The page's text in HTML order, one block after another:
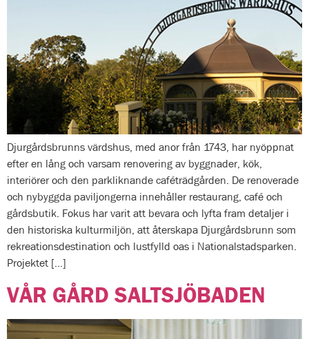
Djurgårdsbrunns värdshus, med anor från 1743, har nyöppnat
efter en lång och varsam renovering av byggnader, kök,
interiörer och den parkliknande caféträdgården. De renoverade
och nybyggda paviljongerna innehåller restaurang, café och
gårdsbutik. Fokus har varit att bevara och lyfta fram detaljer i
den historiska kulturmiljön, att återskapa Djurgårdsbrunn som
rekreationsdestination och lustfylld oas i Nationalstadsparken.
Projektet […]
VÅR GÅRD SALTSJÖBADEN